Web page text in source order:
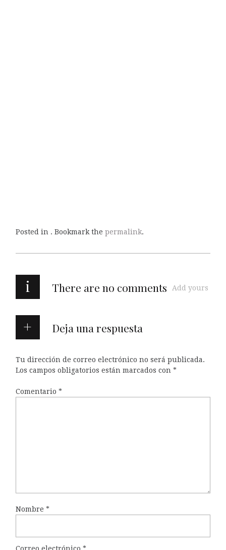
Posted in . Bookmark the permalink.
i There are no comments Add yours
Deja una respuesta
Tu dirección de correo electrónico no será publicada.
Los campos obligatorios están marcados con *
Comentario *
Nombre *
Correo electrónico *